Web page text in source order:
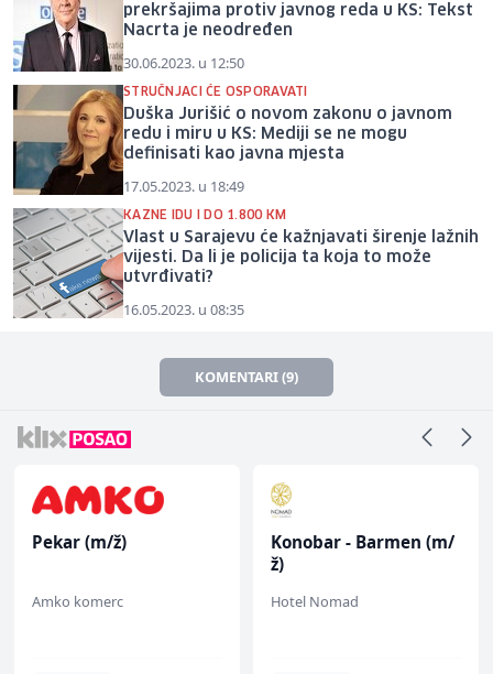
prekršajima protiv javnog reda u KS: Tekst
Nacrta je neodređen
30.06.2023. u 12:50
STRUČNJACI ĆE OSPORAVATI
Duška Jurišić o novom zakonu o javnom
redu i miru u KS: Mediji se ne mogu
definisati kao javna mjesta
17.05.2023. u 18:49
KAZNE IDU I DO 1.800 KM
Vlast u Sarajevu će kažnjavati širenje lažnih
vijesti. Da li je policija ta koja to može
utvrđivati?
16.05.2023. u 08:35
KOMENTARI (9)
Pekar (m/ž)
Amko komerc
Konobar - Barmen (m/
ž)
Hotel Nomad